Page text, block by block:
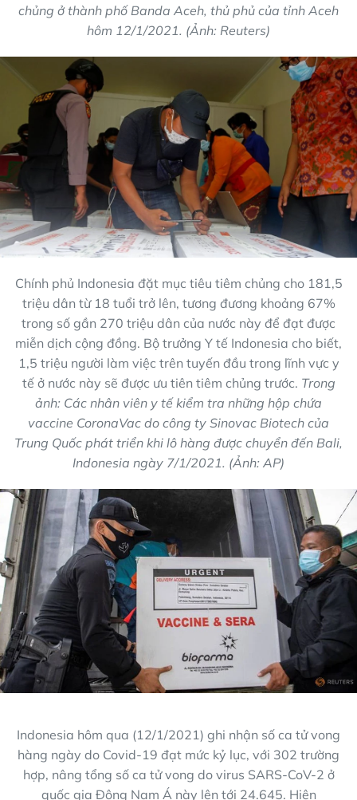
chủng ở thành phố Banda Aceh, thủ phủ của tỉnh Aceh
hôm 12/1/2021. (Ảnh: Reuters)
Chính phủ Indonesia đặt mục tiêu tiêm chủng cho 181,5
triệu dân từ 18 tuổi trở lên, tương đương khoảng 67%
trong số gần 270 triệu dân của nước này để đạt được
miễn dịch cộng đồng. Bộ trưởng Y tế Indonesia cho biết,
1,5 triệu người làm việc trên tuyến đầu trong lĩnh vực y
tế ở nước này sẽ được ưu tiên tiêm chủng trước. Trong
ảnh: Các nhân viên y tế kiểm tra những hộp chứa
vaccine CoronaVac do công ty Sinovac Biotech của
Trung Quốc phát triển khi lô hàng được chuyển đến Bali,
Indonesia ngày 7/1/2021. (Ảnh: AP)
Indonesia hôm qua (12/1/2021) ghi nhận số ca tử vong
hàng ngày do Covid-19 đạt mức kỷ lục, với 302 trường
hợp, nâng tổng số ca tử vong do virus SARS-CoV-2 ở
quốc gia Đông Nam Á này lên tới 24.645. Hiện